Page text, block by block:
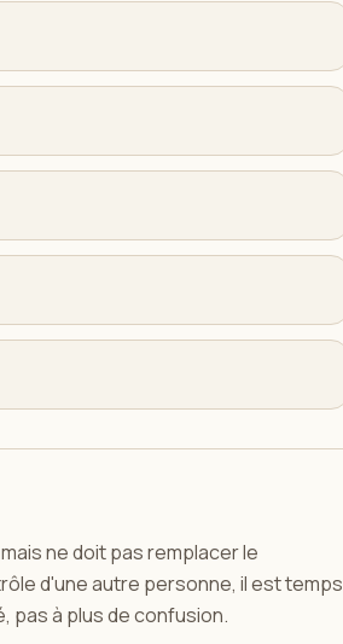
ne doit pas remplacer le
d'une autre personne, il est temps
pas à plus de confusion.